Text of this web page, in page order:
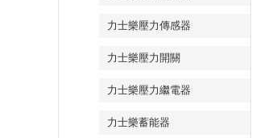
力士樂壓力傳感器
力士樂壓力開關
力士樂壓力繼電器
力士樂蓄能器